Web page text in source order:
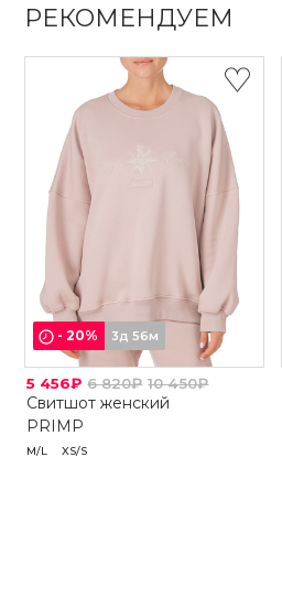
РЕКОМЕНДУЕМ
-20% 3д 56м
5 456₽ 6 820₽ 10 450₽
Свитшот женский
PRIMP
M/L XS/S